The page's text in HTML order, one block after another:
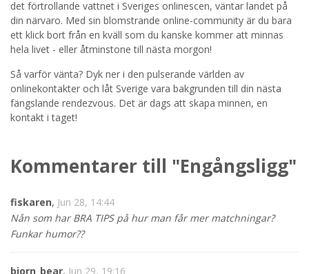
det förtrollande vattnet i Sveriges onlinescen, väntar landet på
din närvaro. Med sin blomstrande online-community är du bara
ett klick bort från en kväll som du kanske kommer att minnas
hela livet - eller åtminstone till nästa morgon!
Så varför vänta? Dyk ner i den pulserande världen av
onlinekontakter och låt Sverige vara bakgrunden till din nästa
fängslande rendezvous. Det är dags att skapa minnen, en
kontakt i taget!
Kommentarer till "Engångsligg"
fiskaren, Jun 28, 14:44
Nån som har BRA TIPS på hur man får mer matchningar?
Funkar humor??
bjorn_bear, Jun 29, 19:16